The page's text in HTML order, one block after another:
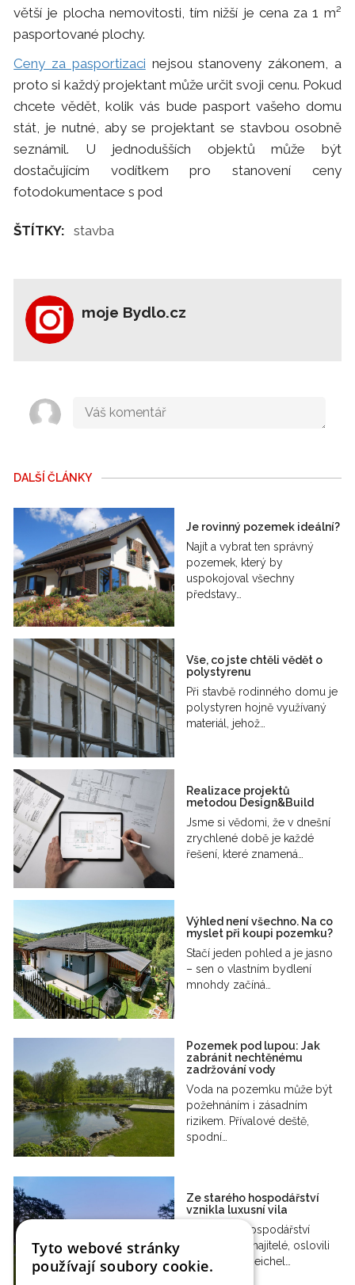
větší je plocha nemovitosti, tím nižší je cena za 1 m²
pasportované plochy.
Ceny za pasportizaci nejsou stanoveny zákonem, a
proto si každý projektant může určit svoji cenu. Pokud
chcete vědět, kolik vás bude pasport vašeho domu
stát, je nutné, aby se projektant se stavbou osobně
seznámil. U jednodušších objektů může být
dostačujícím vodítkem pro stanovení ceny
fotodokumentace s pod
ŠTÍTKY: stavba
moje Bydlo.cz
DALŠÍ ČLÁNKY
Je rovinný pozemek ideální?
Najít a vybrat ten správný
pozemek, který by
uspokojoval všechny
představy…
Vše, co jste chtěli vědět o
polystyrenu
Při stavbě rodinného domu je
polystyren hojně využívaný
materiál, jehož…
Realizace projektů
metodou Design&Build
Jsme si vědomi, že v dnešní
zrychlené době je každé
řešení, které znamená…
Výhled není všechno. Na co
myslet při koupi pozemku?
Stačí jeden pohled a je jasno
– sen o vlastním bydlení
mnohdy začíná…
Pozemek pod lupou: Jak
zabránit nechtěnému
zadržování vody
Voda na pozemku může být
požehnáním i zásadním
rizikem. Přívalové deště,
spodní…
Ze starého hospodářství
vznikla luxusní vila
Když staré hospodářství
koupili noví majitelé, oslovili
společnost Reichel…
Tyto webové stránky
používají soubory cookie.